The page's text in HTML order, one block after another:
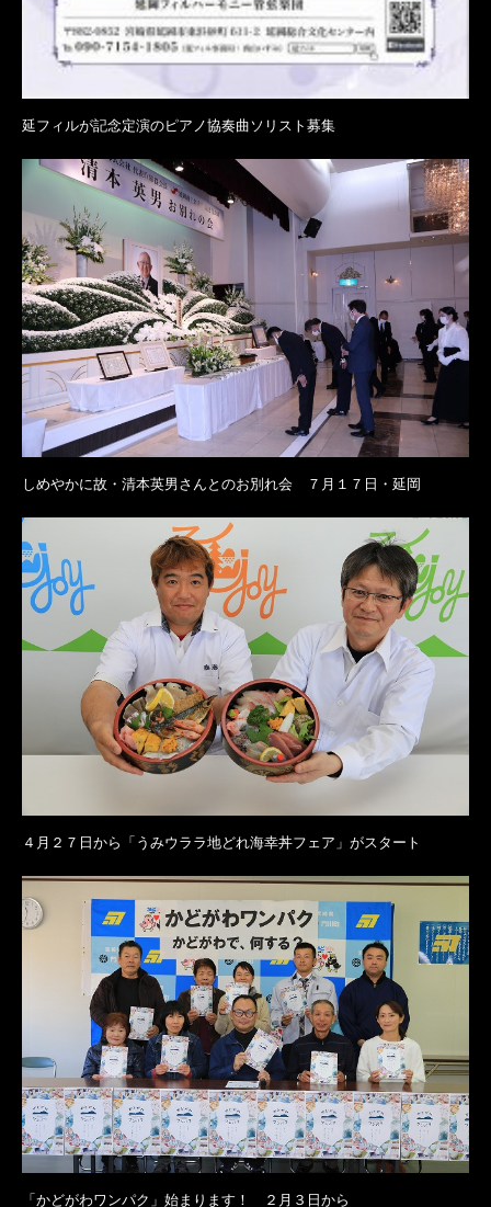
延フィルが記念定演のピアノ協奏曲ソリスト募集
しめやかに故・清本英男さんとのお別れ会 ７月１７日・延岡
４月２７日から「うみウララ地どれ海幸丼フェア」がスタート
「かどがわワンパク」始まります！ ２月３日から